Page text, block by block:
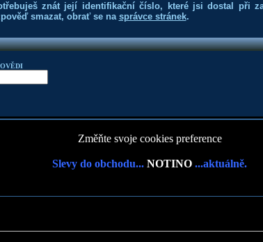
znát její identifikační číslo, které jsi dostal při
smazat, obrať se na správce stránek.
Změňte svoje cookies preference
Slevy do obchodu... NOTINO ...aktuálně.